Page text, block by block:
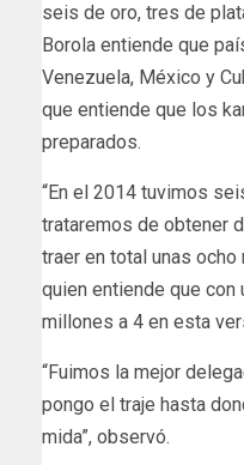
seis de oro, tres de
Borola entiende que
Venezuela, México y
que entiende que los
preparados.
“En el 2014 tuvimos
trataremos de obtener
traer en total unas ocho
quien entiende que con
millones a 4 en esta
“Fuimos la mejor
pongo el traje hasta
mida”, observó.